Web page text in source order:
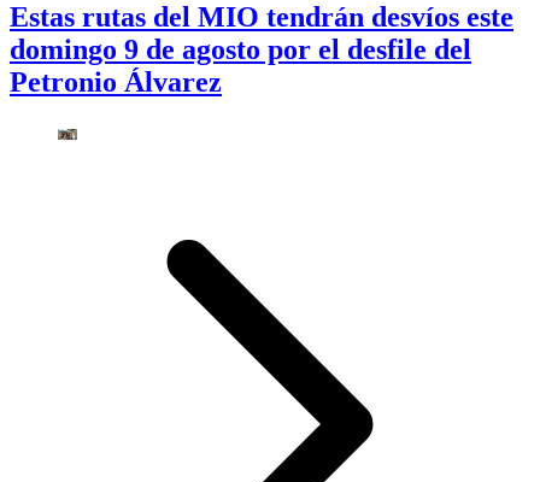
Estas rutas del MIO tendrán desvíos este
domingo 9 de agosto por el desfile del
Petronio Álvarez